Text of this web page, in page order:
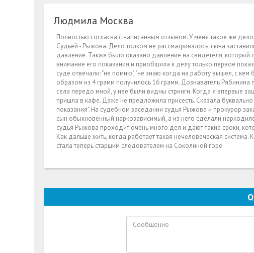
Людмила Москва
Полностью согласна с написанным отзывом. У меня такое же
Судьей - Рыжова. Дело толком не рассматривалось, сына
давление. Также было оказано давление на свидетеля,
внимание его показания и приобщила к делу только первое
суде отвечали: "не помню", "не знаю когда на работу вышел, с кем
образом из 4 грамм получилось 16 грамм. Дознаватель
села передо мной, у нее были видны стринги. Когда я впервые
пришла в кафе. Даже не предложила присесть. Сказала
показания". На судебном заседании судья Рыжова и прокурор
сын обыкновенный наркозависимый, а из него сделали
судья Рыжова проходит очень много дел и дают такие сроки,
Как дальше жить, когда работает такая нечеловеческая
стала теперь старшим следователем на Соколиной горе.